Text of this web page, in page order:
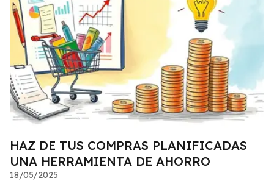
HAZ DE TUS COMPRAS PLANIFICADAS
UNA HERRAMIENTA DE AHORRO
18/05/2025